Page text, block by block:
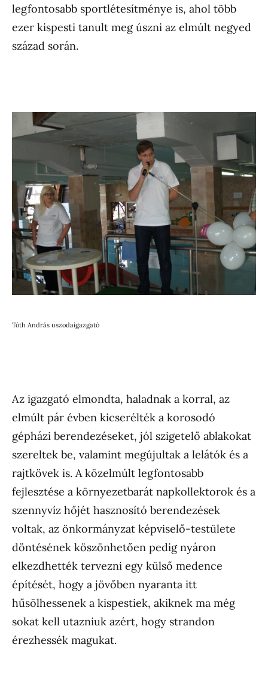
legfontosabb sportlétesítménye is, ahol több
ezer kispesti tanult meg úszni az elmúlt negyed
század során.
Tóth András uszodaigazgató
Az igazgató elmondta, haladnak a korral, az
elmúlt pár évben kicserélték a korosodó
gépházi berendezéseket, jól szigetelő ablakokat
szereltek be, valamint megújultak a lelátók és a
rajtkövek is. A közelmúlt legfontosabb
fejlesztése a környezetbarát napkollektorok és a
szennyvíz hőjét hasznosító berendezések
voltak, az önkormányzat képviselő-testülete
döntésének köszönhetően pedig nyáron
elkezdhették tervezni egy külső medence
építését, hogy a jövőben nyaranta itt
hűsölhessenek a kispestiek, akiknek ma még
sokat kell utazniuk azért, hogy strandon
érezhessék magukat.